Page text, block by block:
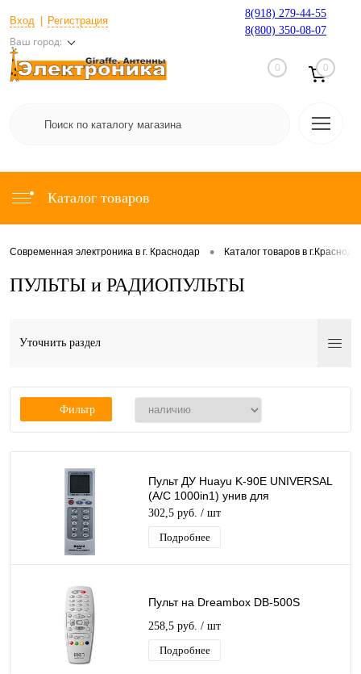
Вход Регистрация
Ваш город:
8(918) 279-44-55
8(800) 350-08-07
0 0
Каталог товаров
Современная электроника в г. Краснодар • Каталог товаров в
ПУЛЬТЫ и РАДИОПУЛЬТЫ
Уточнить раздел
Фильтр
Пульт ДУ Huayu K-90E UNIVERSAL
(A/C 1000in1) унив для
кондиционеров ориг.
302,5 руб. / шт
Подробнее
Пульт на Dreambox DB-500S
258,5 руб. / шт
Подробнее